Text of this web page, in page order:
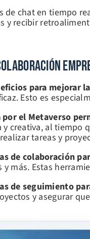
de chat en tiempo
y recibir
para mejorar
Esto es
el Metaverso
creativa, al tiempo
tareas y
de colaboración
más. Estas
de seguimiento
y asegurar